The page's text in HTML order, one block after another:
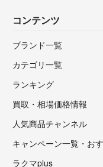
コンテンツ
ブランド一覧
カテゴリ一覧
ランキング
買取・相場価格情報
人気商品チャンネル
キャンペーン一覧・お
ラクマplus